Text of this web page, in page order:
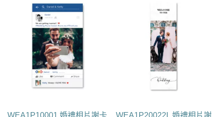
WEA1P10001 婚禮相片謝卡
WEA1P20022L 婚禮相片謝